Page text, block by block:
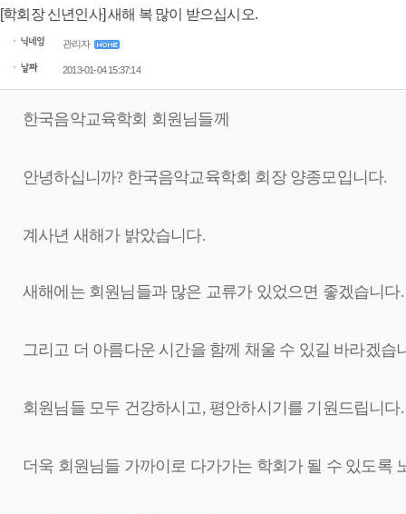
[학회장 신년인사] 새해 복 많이 받으십시오.
관리자
2013-01-04 15:37:14
한국음악교육학회 회원님들께
안녕하십니까? 한국음악교육학회 회장 양종모입니다.
계사년 새해가 밝았습니다.
새해에는 회원님들과 많은 교류가 있었으면 좋겠습니다.
그리고 더 아름다운 시간을 함께 채울 수 있길 바라겠습
회원님들 모두 건강하시고, 평안하시기를 기원드립니다.
더욱 회원님들 가까이로 다가가는 학회가 될 수 있도록